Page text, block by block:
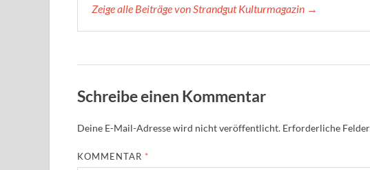
Zeige alle Beiträge von Strandgut Kulturmagazin →
Schreibe einen Kommentar
Deine E-Mail-Adresse wird nicht veröffentlicht. Erforderliche
KOMMENTAR *